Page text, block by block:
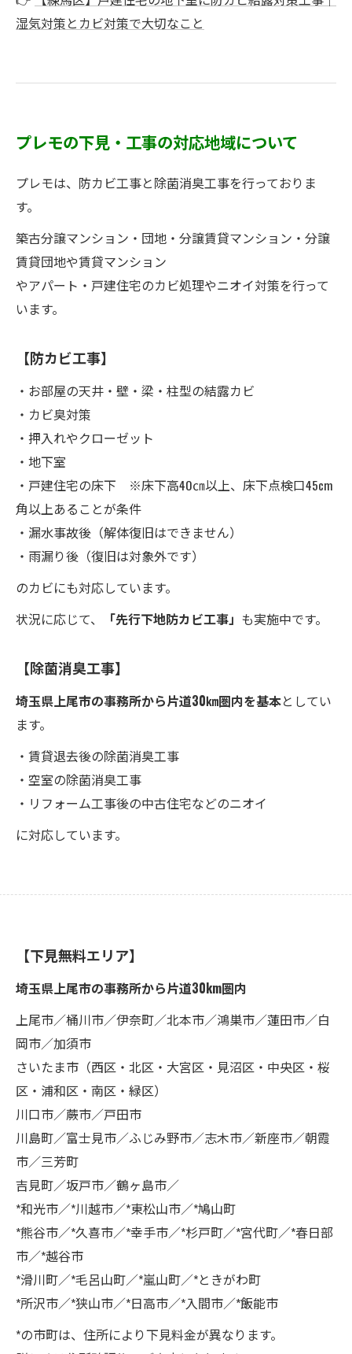
湿気対策とカビ対策で大切なこと
プレモの下見・工事の対応地域について
プレモは、防カビ工事と除菌消臭工事を行っておりま
す。
築古分譲マンション・団地・分譲賃貸マンション・分譲
賃貸団地や賃貸マンション
やアパート・戸建住宅のカビ処理やニオイ対策を行って
います。
【防カビ工事】
・お部屋の天井・壁・梁・柱型の結露カビ
・カビ臭対策
・押入れやクローゼット
・地下室
・戸建住宅の床下 ※床下高40㎝以上、床下点検口45cm
角以上あることが条件
・漏水事故後（解体復旧はできません）
・雨漏り後（復旧は対象外です）
のカビにも対応しています。
状況に応じて、
「先行下地防カビ工事」 も実施中です。
【除菌消臭工事】
埼玉県上尾市の事務所から片道30㎞圏内を基本としてい
ます。
・賃貸退去後の除菌消臭工事
・空室の除菌消臭工事
・リフォーム工事後の中古住宅などのニオイ
に対応しています。
【下見無料エリア】
埼玉県上尾市の事務所から片道30km圏内
上尾市／桶川市／伊奈町／北本市／鴻巣市／蓮田市／白
岡市／加須市
さいたま市（西区・北区・大宮区・見沼区・中央区・桜
区・浦和区・南区・緑区）
川口市／蕨市／戸田市
川島町／富士見市／ふじみ野市／志木市／新座市／朝霞
市／三芳町
吉見町／坂戸市／鶴ヶ島市／
*和光市／*川越市／*東松山市／*鳩山町
*熊谷市／*久喜市／*幸手市／*杉戸町／*宮代町／*春日部
市／*越谷市
*滑川町／*毛呂山町／*嵐山町／*ときがわ町
*所沢市／*狭山市／*日高市／*入間市／*飯能市
*の市町は、住所により下見料金が異なります。